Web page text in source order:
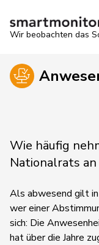
Wir beobachten das
Wie häufig
Nationalrats
Als abwesend gilt
wer einer
sich: Die
hat über die Jahre